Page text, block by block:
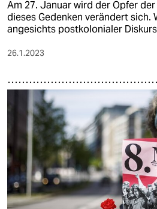
Am 27. Januar wird der Opfer
dieses Gedenken verändert sich.
angesichts postkolonialer
26.1.2023